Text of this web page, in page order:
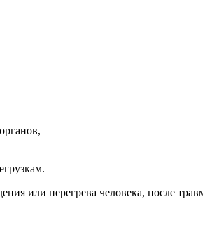
или перегрева человека, после